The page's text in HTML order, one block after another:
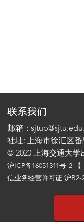
联系我们
邮箱：
社址: 上海市徐汇区番
© 2020 上海交通大学
沪ICP备16051311号-2 【
信业务经营许可证 沪B2-